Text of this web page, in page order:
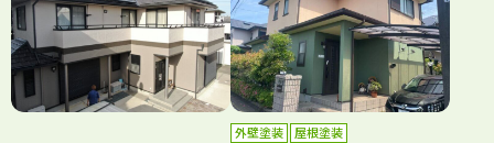
外壁塗装 屋根塗装